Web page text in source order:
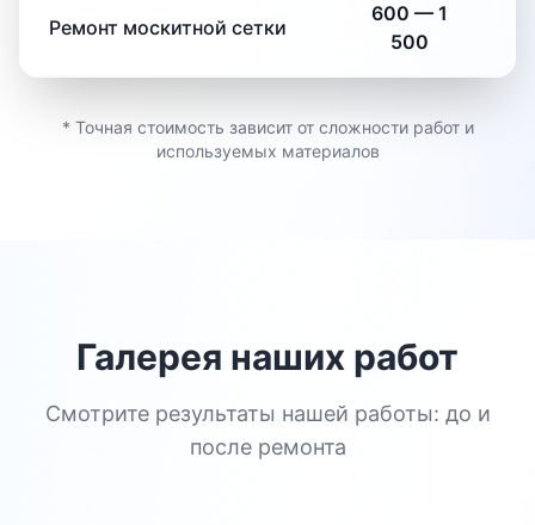
Ремонт москитной сетки
600 — 1
500
* Точная стоимость зависит от сложности работ и
используемых материалов
Галерея наших работ
Смотрите результаты нашей работы: до и
после ремонта